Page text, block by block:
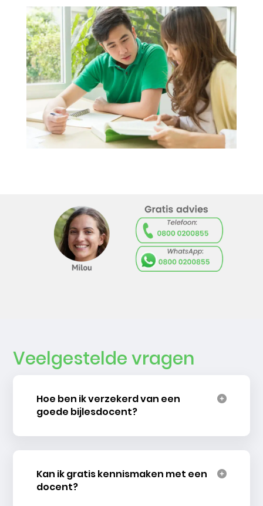
Veelgestelde vragen
Hoe ben ik verzekerd van een
goede bijlesdocent?
Kan ik gratis kennismaken met een
docent?